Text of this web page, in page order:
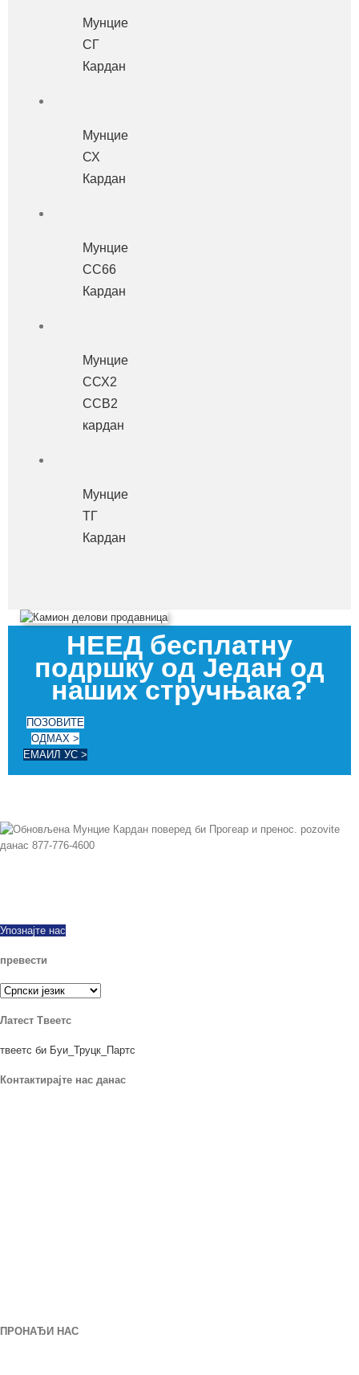
Мунцие
СГ
Кардан
Мунцие
СХ
Кардан
Мунцие
СС66
Кардан
Мунцие
ССХ2
ССВ2
кардан
Мунцие
ТГ
Кардан
НЕЕД бесплатну
подршку од Један од
наших стручњака?
ПОЗОВИТЕ
ОДМАХ >
ЕМАИЛ УС >
Упознајте нас
превести
Латест Твеетс
твеетс би Буи_Труцк_Партс
Контактирајте нас данас
ПРОНАЂИ НАС